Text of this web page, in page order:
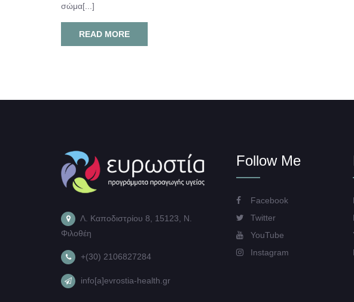
σώμα[...]
READ MORE
Λ. Καποδιστρίου 8, 15123, Ν.
Φιλοθέη
+(30) 2106827284
info[a]evrostia-health.gr
Follow Me
Facebook
Twitter
YouTube
Instagram